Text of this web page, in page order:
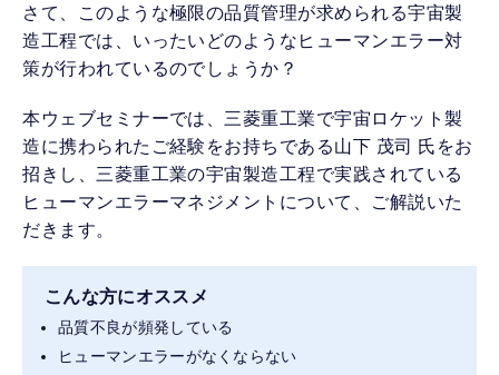
さて、このような極限の品質管理が求められる宇宙製
造工程では、いったいどのようなヒューマンエラー対
策が行われているのでしょうか？
本ウェブセミナーでは、三菱重工業で宇宙ロケット製
造に携わられたご経験をお持ちである山下 茂司 氏をお
招きし、三菱重工業の宇宙製造工程で実践されている
ヒューマンエラーマネジメントについて、ご解説いた
だきます。
こんな方にオススメ
品質不良が頻発している
ヒューマンエラーがなくならない